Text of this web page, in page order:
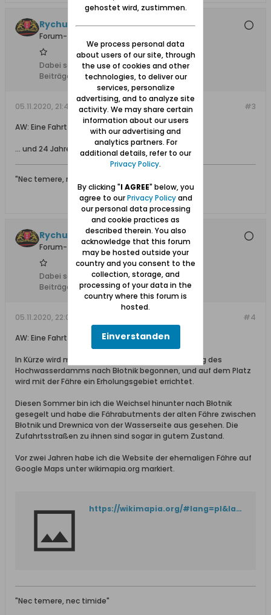
Rychu
Forum-Teilnehmer
Dabei seit:
04.01.2016
Beiträge:
#3
05.11.2020, 21:47
AW: Eine Fahrt nach Schiewenhorst im Herbst 1996
... und 24 Jahre sind vergangen ...
"Nec temere, nec timide"
Rychu
Forum-Teilnehmer
Dabei seit:
04.01.2016
Beiträge:
119
#4
05.11.2020, 22:05
AW: Eine Fahrt nach Schiewenhorst im Herbst 1996
In Kürze wird mit dem Bau eines Radweges entlang des
Hochwasserdamms nach Błotnik begonnen, und auf dem Platz
wird mit der Fähre ein Erholungsgebiet errichtet.
Diesen Sommer bin ich die Weichsel hinunter nach Błotnik
gesegelt und habe die Fährabutments der alten Fähre zwischen
Błotnik und Drewnica von der Wasserseite aus gesehen. Die
Zufahrtsstraßen zu ihnen sind sogar in gutem Zustand.
Vor zwei Jahren habe ich die Website der ehemaligen Fähre auf
Google Maps unter wikimapia.org markiert.
https://wikimapia.org/#lang=pl&lat=54.286373&lon=18.938166&z=17&m=w
"Nec temere, nec timide"
gehostet wird, zustimmen.
We process personal data
about users of our site, through
the use of cookies and other
technologies, to deliver our
services, personalize
advertising, and to analyze site
activity. We may share certain
information about our users
with our advertising and
analytics partners. For
additional details, refer to our
Privacy Policy.
By clicking "I AGREE" below, you
agree to ourPrivacy Policyand
our personal data processing
and cookie practices as
described therein. You also
acknowledge that this forum
may be hosted outside your
country and you consent to the
collection, storage, and
processing of your data in the
country where this forum is
hosted.
Einverstanden